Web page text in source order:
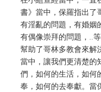
書》當中，保羅指出了
有淫亂的問題，有婚姻
有偶像崇拜的問題，..
幫助了哥林多教會來解
當中，讓我們更清楚的
們，如何的生活，如何
奉，如何的去奉獻。當